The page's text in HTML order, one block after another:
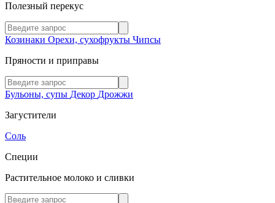
Полезный перекус
Козинаки Орехи, сухофрукты Чипсы
Пряности и приправы
Бульоны, супы Декор Дрожжи
Загустители
Соль
Специи
Растительное молоко и сливки